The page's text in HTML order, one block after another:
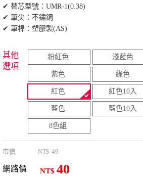
✔ 替芯型號：UMR-1(0.38)
✔ 筆尖：不鏽鋼
✔ 筆桿：塑膠製(AS)
其他
選項
粉紅色 淺藍色
紫色 綠色
紅色 紅色10入
藍色 藍色10入
8色組
市價 NT$ 49
網路價 NT$ 40